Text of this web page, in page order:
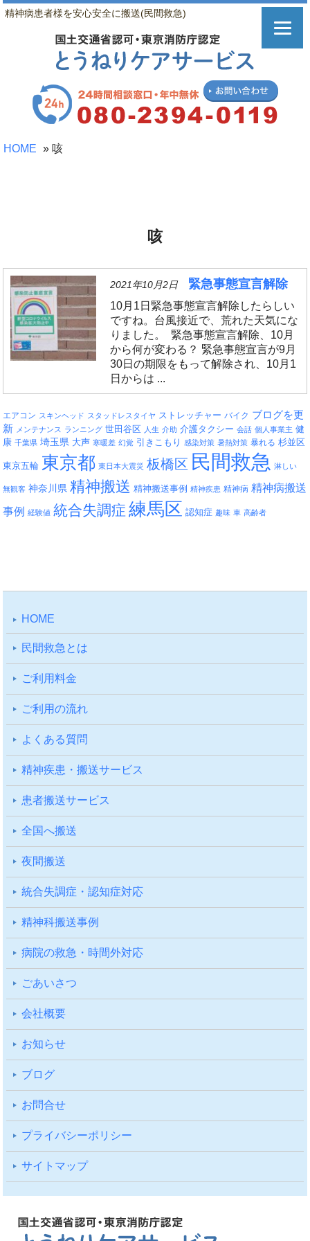
精神病患者様を安心安全に搬送(民間救急)
HOME » 咳
咳
2021年10月2日 緊急事態宣言解除
10月1日緊急事態宣言解除したらしい
ですね。台風接近で、荒れた天気にな
りました。 緊急事態宣言解除、10月
から何が変わる？ 緊急事態宣言が9月
30日の期限をもって解除され、10月1
日からは ...
エアコン スキンヘッド スタッドレスタイヤ ストレッチャー バイク ブログを更
新 メンテナンス ランニング 世田谷区 人生 介助 介護タクシー 会話 個人事業主 健
康 千葉県 埼玉県 大声 寒暖差 幻覚 引きこもり 感染対策 暑熱対策 暴れる 杉並区
東京五輪 東京都 東日本大震災 板橋区 民間救急 淋しい
無観客 神奈川県 精神搬送 精神搬送事例 精神疾患 精神病 精神病搬送
事例
経験値 統合失調症 練馬区 認知症 趣味 車 高齢者
HOME
⺠間救急とは
ご利⽤料⾦
ご利⽤の流れ
よくある質問
精神疾患・搬送サービス
患者搬送サービス
全国へ搬送
夜間搬送
統合失調症・認知症対応
精神科搬送事例
病院の救急・時間外対応
ごあいさつ
会社概要
お知らせ
ブログ
お問合せ
プライバシーポリシー
サイトマップ